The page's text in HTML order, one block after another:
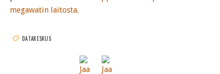
megawatin laitosta.
DATAKESKUS